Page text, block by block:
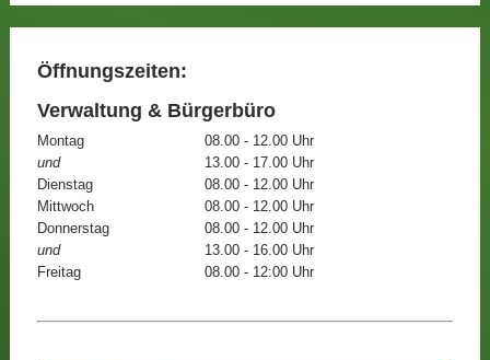
Öffnungszeiten:
Verwaltung & Bürgerbüro
Montag
08.00 - 12.00 Uhr
und
13.00 - 17.00 Uhr
Dienstag
08.00 - 12.00 Uhr
Mittwoch
08.00 - 12.00 Uhr
Donnerstag
08.00 - 12.00 Uhr
und
13.00 - 16.00 Uhr
Freitag
08.00 - 12:00 Uhr